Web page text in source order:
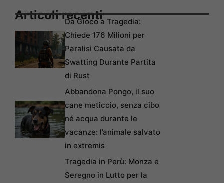
Articoli recentiDa Gioco a Tragedia:
Chiede 176 Milioni per
Paralisi Causata da
Swatting Durante Partita
di Rust
Abbandona Pongo, il suo
cane meticcio, senza cibo
né acqua durante le
vacanze: l’animale salvato
in extremis
Tragedia in Perù: Monza e
Seregno in Lutto per la